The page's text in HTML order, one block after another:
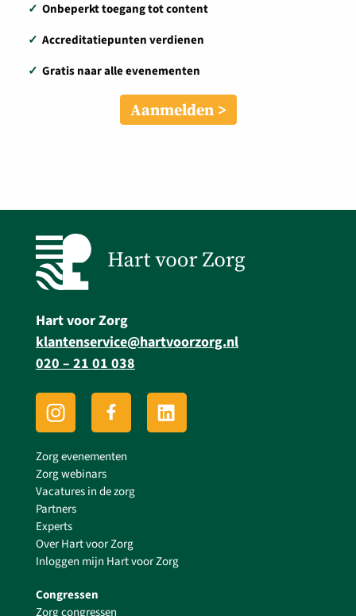
✓ Onbeperkt toegang tot content
✓ Accreditatiepunten verdienen
✓ Gratis naar alle evenementen
Aanmelden
Hart voor Zorg
klantenservice@hartvoorzorg.nl
020 – 21 01 038
Zorg evenementen
Zorg webinars
Vacatures in de zorg
Partners
Experts
Over Hart voor Zorg
Inloggen mijn Hart voor Zorg
Congressen
Zorg congressen